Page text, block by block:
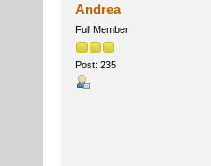
Andrea
Full Member
Post: 235